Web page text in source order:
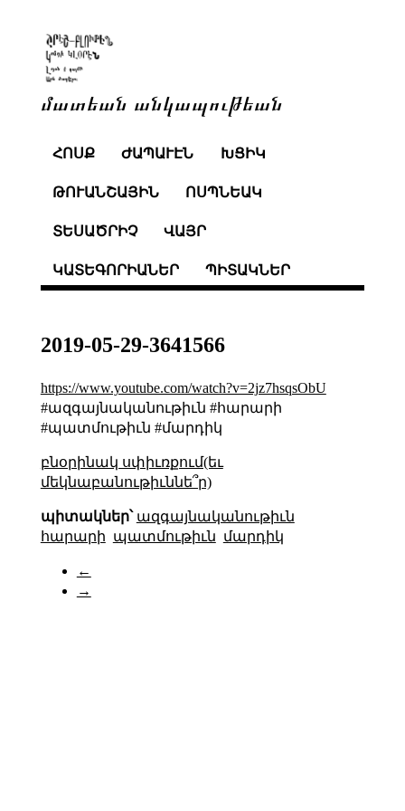
մատեան անկապութեան
ՀՈՍՔ ԺԱՊԱՒԷՆ ԽՑԻԿ
ԹՈՒԱՆՇԱՅԻՆ ՈՍՊՆԵԱԿ
ՏԵՍԱԾՐԻՉ ՎԱՅՐ
ԿԱՏԵԳՈՐԻԱՆԵՐ ՊԻՏԱԿՆԵՐ
2019-05-29-3641566
https://www.youtube.com/watch?v=2jz7hsqsObU
#ազգայնականութիւն #հարարի
#պատմութիւն #մարդիկ
բնօրինակ սփիւռքում(եւ
մեկնաբանութիւննե՞ր)
պիտակներ՝ ազգայնականութիւն
հարարի պատմութիւն մարդիկ
←
→